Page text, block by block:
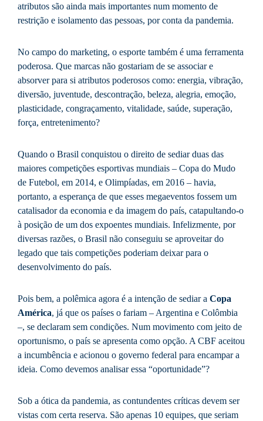
atributos são ainda mais importantes num momento de
restrição e isolamento das pessoas, por conta da pandemia.
No campo do marketing, o esporte também é uma ferramenta
poderosa. Que marcas não gostariam de se associar e
absorver para si atributos poderosos como: energia, vibração,
diversão, juventude, descontração, beleza, alegria, emoção,
plasticidade, congraçamento, vitalidade, saúde, superação,
força, entretenimento?
Quando o Brasil conquistou o direito de sediar duas das
maiores competições esportivas mundiais – Copa do Mudo
de Futebol, em 2014, e Olimpíadas, em 2016 – havia,
portanto, a esperança de que esses megaeventos fossem um
catalisador da economia e da imagem do país, catapultando-o
à posição de um dos expoentes mundiais. Infelizmente, por
diversas razões, o Brasil não conseguiu se aproveitar do
legado que tais competições poderiam deixar para o
desenvolvimento do país.
Pois bem, a polêmica agora é a intenção de sediar a Copa
América, já que os países o fariam – Argentina e Colômbia
–, se declaram sem condições. Num movimento com jeito de
oportunismo, o país se apresenta como opção. A CBF aceitou
a incumbência e acionou o governo federal para encampar a
ideia. Como devemos analisar essa “oportunidade”?
Sob a ótica da pandemia, as contundentes críticas devem ser
vistas com certa reserva. São apenas 10 equipes, que seriam